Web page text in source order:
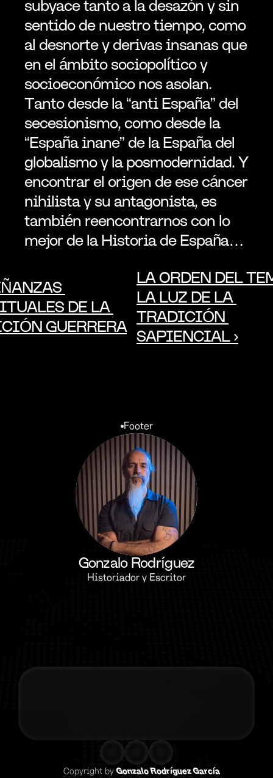
subyace tanto a la desazón y sin
sentido de nuestro tiempo, como
al desnorte y derivas insanas que
en el ámbito sociopolítico y
socioeconómico nos asolan.
Tanto desde la “anti España” del
secesionismo, como desde la
“España inane” de la España del
globalismo y la posmodernidad. Y
encontrar el origen de ese cáncer
nihilista y su antagonista, es
también reencontrarnos con lo
mejor de la Historia de España…
DE LA
GUERRERA
LA ORDEN DEL
LA LUZ DE LA
TRADICIÓN
SAPIENCIAL ›
Footer
Gonzalo Rodríguez
Historiador y Escritor
Copyright by Gonzalo Rodríguez García